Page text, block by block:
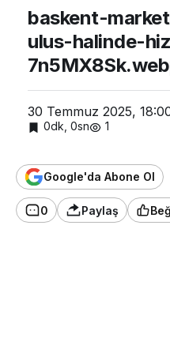
baskent-
ulus-halinde-
30 Temmuz 2025,
0dk, 0sn 1
Google'da Abone Ol
0 Paylaş